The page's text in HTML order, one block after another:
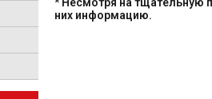
* Несмотря на тщательную
них информацию.